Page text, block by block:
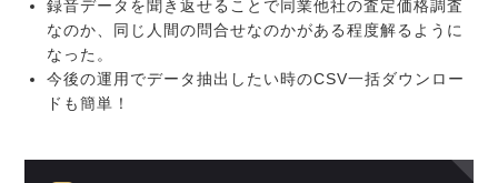
録音データを聞き返せることで同業他社の査定価格調査
なのか、同じ人間の問合せなのかがある程度解るように
なった。
今後の運用でデータ抽出したい時のCSV一括ダウンロー
ドも簡単！